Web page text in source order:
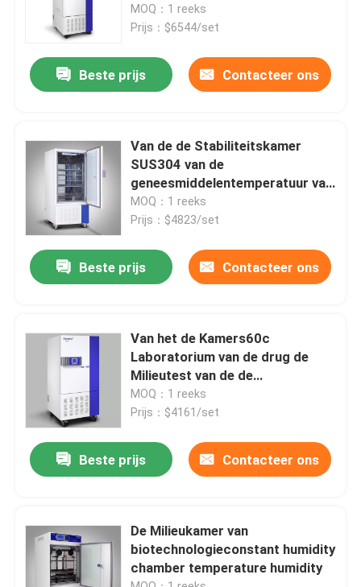
Producten
Over ons
Fabrieksreis
nieuws
Alle Gevallen
Laboratorium Drogere Oven
Industriële droogoven
Milieukamers
MOQ：1 reeks
Prijs：$6544/set
Beste prijs Contacteer ons
Van de de Stabiliteitskamer
SUS304 van de
geneesmiddelentemperatuur van
de de Verlichtingsstabiliteit de
Testkamer
MOQ：1 reeks
Prijs：$4823/set
Beste prijs Contacteer ons
Van het de Kamers60c
Laboratorium van de drug de
Milieutest van de de
Temperatuurvochtigheid Kamer
220V
MOQ：1 reeks
Prijs：$4161/set
Beste prijs Contacteer ons
De Milieukamer van
biotechnologieconstant humidity
chamber temperature humidity